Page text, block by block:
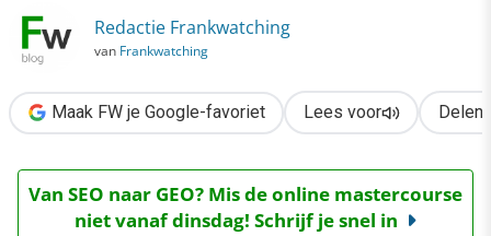
Redactie Frankwatching
van Frankwatching
Maak FW je Google-favoriet Lees voor Delen
Van SEO naar GEO? Mis de online mastercourse
niet vanaf dinsdag! Schrijf je snel in